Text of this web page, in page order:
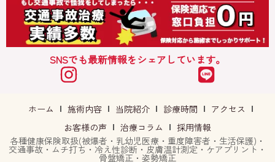
SNSでも最新情報をシェアしています。
ホーム 施術内容 当院紹介 診療時間
アクセス
お客様の声
治療コラム
採用情報
各種健康保険取扱(被爆者・乳幼児医療・重度障害者・生活保護)・
交通事故・ムチ打ち・冷え性診断・皮膚温計測定・ケアプリント・
骨盤矯正・姿勢矯正